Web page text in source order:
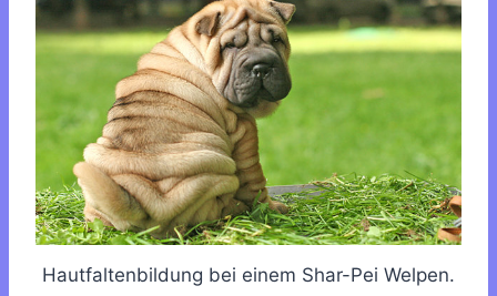
Hautfaltenbildung bei einem Shar-Pei Welpen.